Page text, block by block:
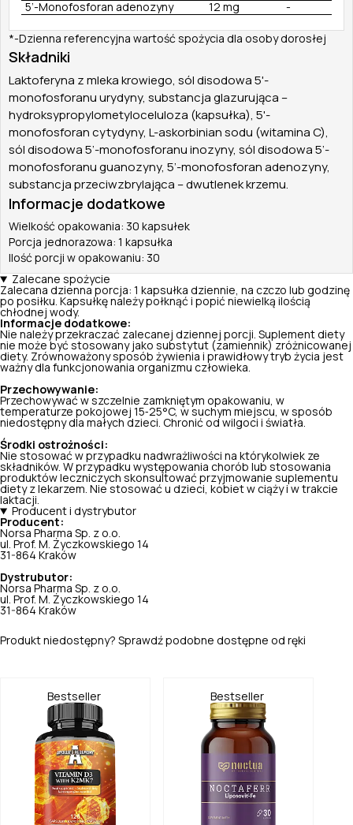
5’-Monofosforan adenozyny 12 mg -
*-Dzienna referencyjna wartość spożycia dla osoby dorosłej
Składniki
Laktoferyna z mleka krowiego, sól disodowa 5'-
monofosforanu urydyny, substancja glazurująca –
hydroksypropylometyloceluloza (kapsułka), 5'-
monofosforan cytydyny, L-askorbinian sodu (witamina C),
sól disodowa 5’-monofosforanu inozyny, sól disodowa 5’-
monofosforanu guanozyny, 5’-monofosforan adenozyny,
substancja przeciwzbrylająca – dwutlenek krzemu.
Informacje dodatkowe
Wielkość opakowania: 30 kapsułek
Porcja jednorazowa: 1 kapsułka
Ilość porcji w opakowaniu: 30
Zalecane spożycie
Zalecana dzienna porcja: 1 kapsułka dziennie, na czczo lub godzinę
po posiłku. Kapsułkę należy połknąć i popić niewielką ilością
chłodnej wody.
Informacje dodatkowe:
Nie należy przekraczać zalecanej dziennej porcji. Suplement diety
nie może być stosowany jako substytut (zamiennik) zróżnicowanej
diety. Zrównoważony sposób żywienia i prawidłowy tryb życia jest
ważny dla funkcjonowania organizmu człowieka.
Przechowywanie:
Przechowywać w szczelnie zamkniętym opakowaniu, w
temperaturze pokojowej 15‑25°C, w suchym miejscu, w sposób
niedostępny dla małych dzieci. Chronić od wilgoci i światła.
Środki ostrożności:
Nie stosować w przypadku nadwrażliwości na którykolwiek ze
składników. W przypadku występowania chorób lub stosowania
produktów leczniczych skonsultować przyjmowanie suplementu
diety z lekarzem. Nie stosować u dzieci, kobiet w ciąży i w trakcie
laktacji.
Producent i dystrybutor
Producent:
Norsa Pharma Sp. z o.o.
ul. Prof. M. Życzkowskiego 14
31-864 Kraków
Dystrubutor:
Norsa Pharma Sp. z o.o.
ul. Prof. M. Życzkowskiego 14
31-864 Kraków
Produkt niedostępny? Sprawdź podobne dostępne od ręki
Bestseller Bestseller